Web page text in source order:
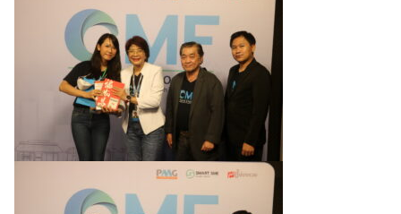
Search
Search